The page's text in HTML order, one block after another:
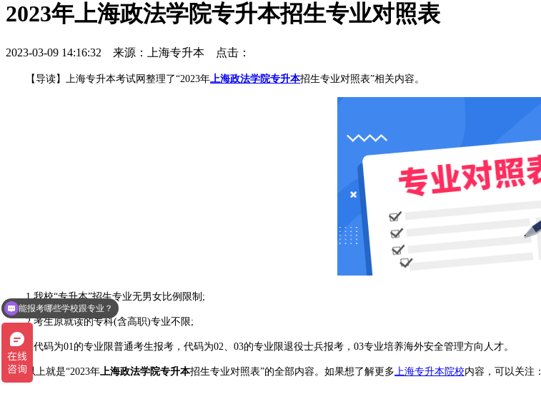
2023年上海政法学院专升本招生专业对照表
2023-03-09 14:16:32 来源：上海专升本 点击：
【导读】上海专升本考试网整理了“2023年 上海政法学院专升本招生专业对照表”相关内容。
1.我校“专升本”招生专业无男女比例限制;
2.考生原就读的专科(含高职)专业不限;
3.代码为01的专业限普通考生报考，代码为02、03的专业限退役士兵报考，03专业培养海外安全管理方向人才。
以上就是“2023年 上海政法学院专升本招生专业对照表”的全部内容。 如果想了解更多 上海专升本院校内容，可以关注：
能报考哪些学校跟专业？